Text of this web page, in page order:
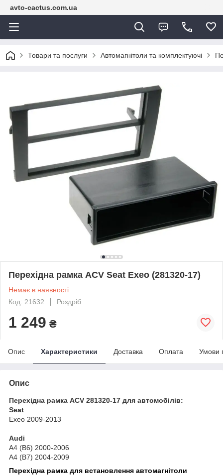
avto-cactus.com.ua
Товари та послуги Автомагнітоли та комплектуючі
Перехідна рамка ACV Seat Exeo (281320-17)
Немає в наявності
Код: 21632
Роздріб
1 249 ₴
Опис Характеристики Доставка Оплата Умови
Опис
Перехідна рамка ACV 281320-17 для автомобілів:
Seat
Exeo 2009-2013
Audi
A4 (B6) 2000-2006
A4 (B7) 2004-2009
Перехідна рамка для встановлення автомагнітоли